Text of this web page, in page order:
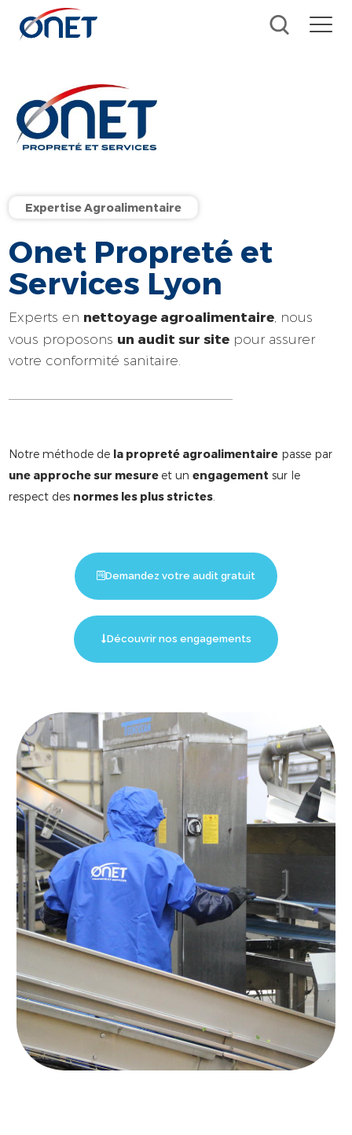
Expertise Agroalimentaire
Onet Propreté et
Services Lyon
Experts en nettoyage agroalimentaire , nous
vous proposons un audit sur site pour assurer
votre conformité sanitaire.
Notre méthode de la propreté agroalimentaire passe par
une approche sur mesure et unengagement sur le
respect des normes les plus strictes
Demandez votre audit gratuit
Découvrir nos engagements